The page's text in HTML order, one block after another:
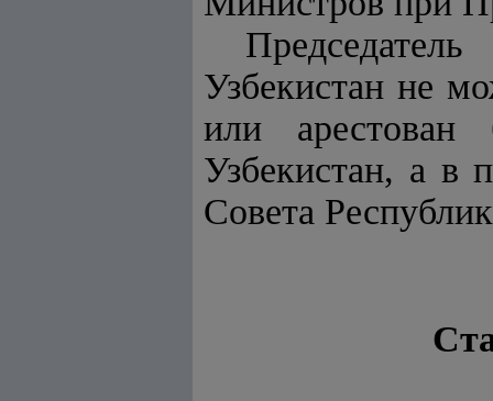
Узбекистан не
или арестован
Узбекистан, а в
Совета